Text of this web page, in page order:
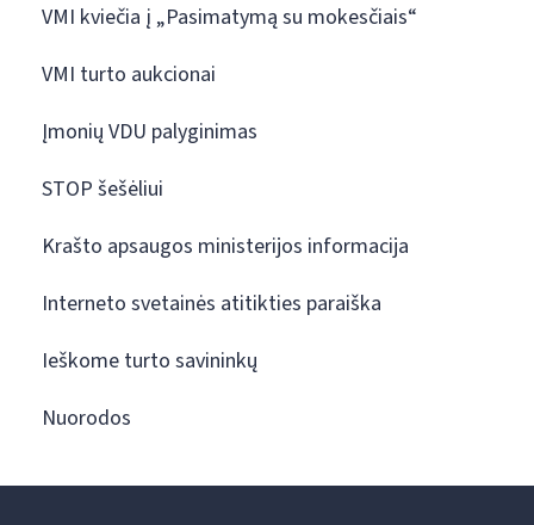
VMI kviečia į „Pasimatymą su mokesčiais“
VMI turto aukcionai
Įmonių VDU palyginimas
STOP šešėliui
Krašto apsaugos ministerijos informacija
Interneto svetainės atitikties paraiška
Ieškome turto savininkų
Nuorodos